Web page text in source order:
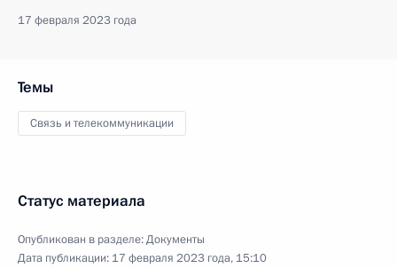
17 февраля 2023 года
Темы
Связь и телекоммуникации
Статус материала
Опубликован в разделе:Документы
Дата публикации: 17 февраля 2023 года, 15:10